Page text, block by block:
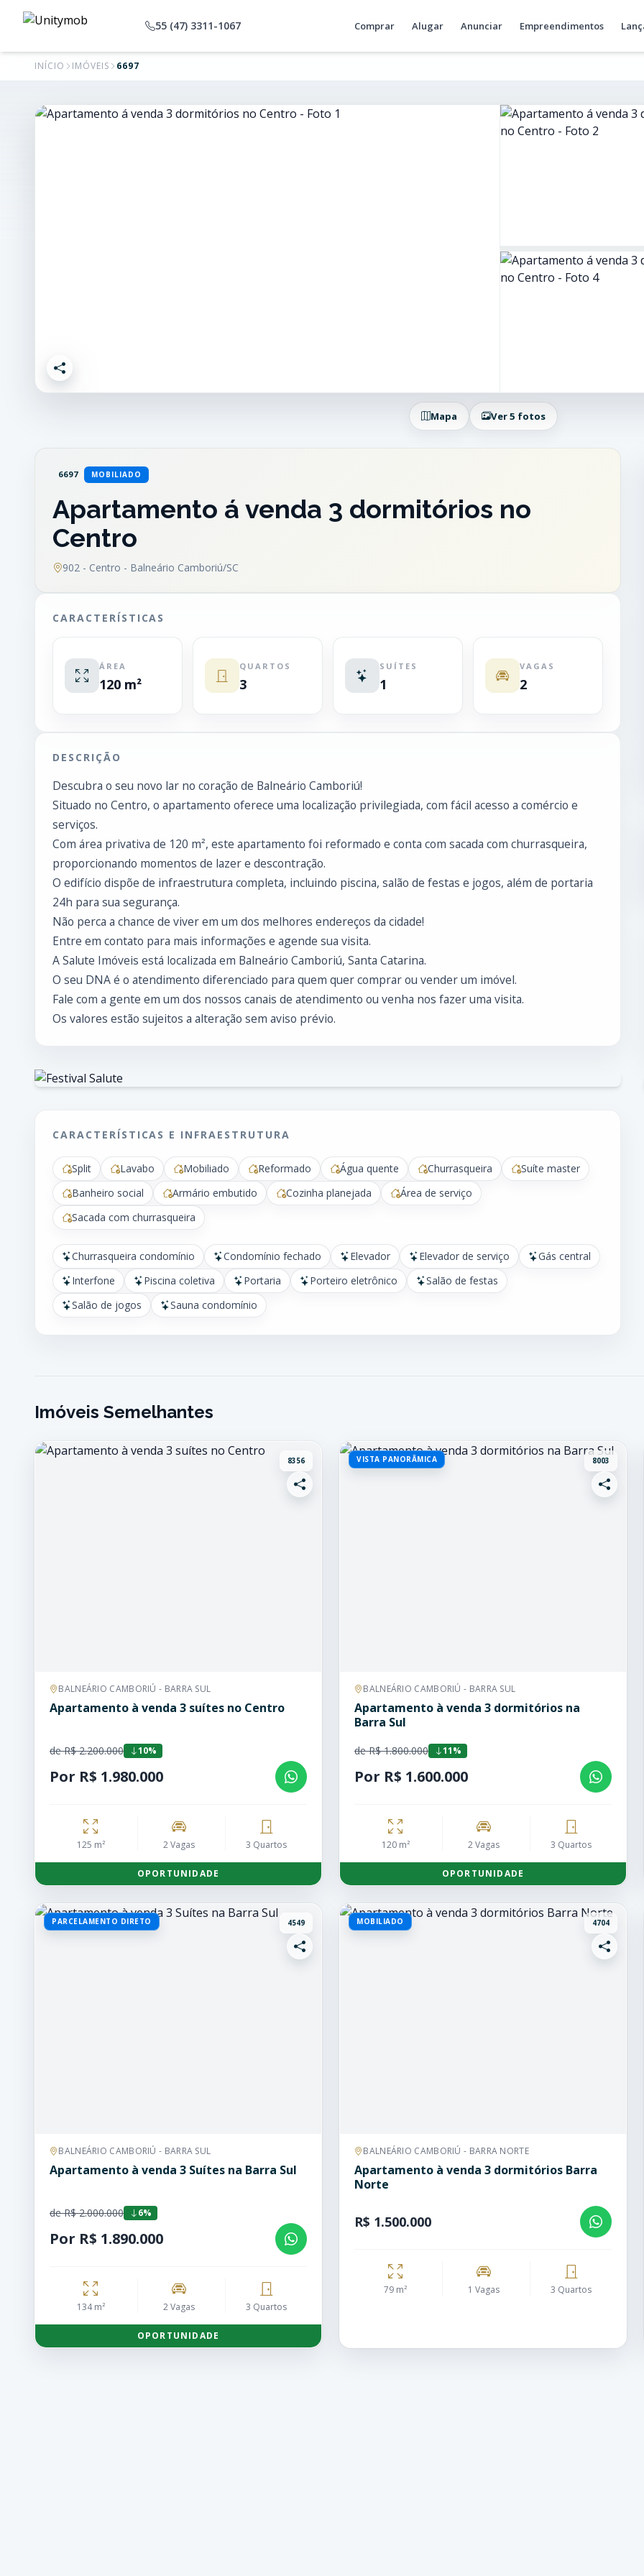
55 (47) 3311-1067 Comprar Alugar Anunciar Empreendimentos
INÍCIO IMÓVEIS 6697
Mapa Ver 5 fotos
6697 MOBILIADO
Apartamento á venda 3 dormitórios no
Centro
902 - Centro - Balneário Camboriú/SC
CARACTERÍSTICAS
ÁREA
120 m²
QUARTOS
3
SUÍTES
1
VAGAS
2
DESCRIÇÃO
Descubra o seu novo lar no coração de Balneário Camboriú!
Situado no Centro, o apartamento oferece uma localização privilegiada, com fácil acesso a comércio e
serviços.
Com área privativa de 120 m², este apartamento foi reformado e conta com sacada com churrasqueira,
proporcionando momentos de lazer e descontração.
O edifício dispõe de infraestrutura completa, incluindo piscina, salão de festas e jogos, além de portaria
24h para sua segurança.
Não perca a chance de viver em um dos melhores endereços da cidade!
Entre em contato para mais informações e agende sua visita.
A Salute Imóveis está localizada em Balneário Camboriú, Santa Catarina.
O seu DNA é o atendimento diferenciado para quem quer comprar ou vender um imóvel.
Fale com a gente em um dos nossos canais de atendimento ou venha nos fazer uma visita.
Os valores estão sujeitos a alteração sem aviso prévio.
CARACTERÍSTICAS E INFRAESTRUTURA
Split Lavabo Mobiliado Reformado Água quente Churrasqueira
Suíte master
Banheiro social
Armário embutido Cozinha planejada
Área de serviço
Sacada com churrasqueira
Churrasqueira condomínio Condomínio fechado Elevador Elevador de serviço
Gás central
Interfone
Piscina coletiva Portaria Porteiro eletrônico
Salão de festas
Salão de jogos
Sauna condomínio
Imóveis Semelhantes
8356
BALNEÁRIO CAMBORIÚ - BARRA SUL
Apartamento à venda 3 suítes no Centro
de R$ 2.200.000 10%
Por R$ 1.980.000
125 m² 2 Vagas 3 Quartos
OPORTUNIDADE
VISTA PANORÂMICA 8003
BALNEÁRIO CAMBORIÚ - BARRA SUL
Apartamento à venda 3 dormitórios na
Barra Sul
de R$ 1.800.000 11%
Por R$ 1.600.000
120 m² 2 Vagas 3 Quartos
OPORTUNIDADE
PARCELAMENTO DIRETO 4549
BALNEÁRIO CAMBORIÚ - BARRA SUL
Apartamento à venda 3 Suítes na Barra Sul
de R$ 2.000.000 6%
Por R$ 1.890.000
134 m² 2 Vagas 3 Quartos
OPORTUNIDADE
MOBILIADO 4704
BALNEÁRIO CAMBORIÚ - BARRA NORTE
Apartamento à venda 3 dormitórios Barra
Norte
R$ 1.500.000
79 m² 1 Vagas 3 Quartos